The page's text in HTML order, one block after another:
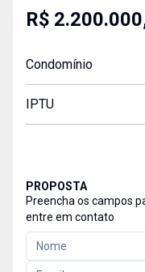
R$
Condomínio
IPTU
PROPOSTA
Preencha os campos
entre em contato